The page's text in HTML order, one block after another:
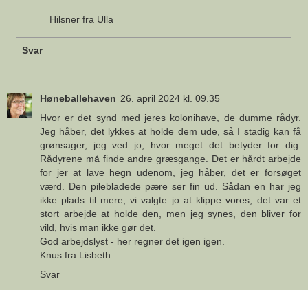
Hilsner fra Ulla
Svar
Høneballehaven 26. april 2024 kl. 09.35
Hvor er det synd med jeres kolonihave, de dumme rådyr.
Jeg håber, det lykkes at holde dem ude, så I stadig kan få
grønsager, jeg ved jo, hvor meget det betyder for dig.
Rådyrene må finde andre græsgange. Det er hårdt arbejde
for jer at lave hegn udenom, jeg håber, det er forsøget
værd. Den pilebladede pære ser fin ud. Sådan en har jeg
ikke plads til mere, vi valgte jo at klippe vores, det var et
stort arbejde at holde den, men jeg synes, den bliver for
vild, hvis man ikke gør det.
God arbejdslyst - her regner det igen igen.
Knus fra Lisbeth
Svar